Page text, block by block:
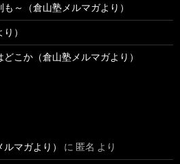
～（倉山塾メルマガより）
）
こか（倉山塾メルマガより）
マガより） に 匿名 より